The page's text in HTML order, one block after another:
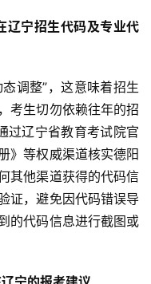
辽宁招生代码及专业代
考生切勿依赖往年的招
过辽宁省教育考试院官
》等权威渠道核实德阳
其他渠道获得的代码信
证，避免因代码错误导
的代码信息进行截图或